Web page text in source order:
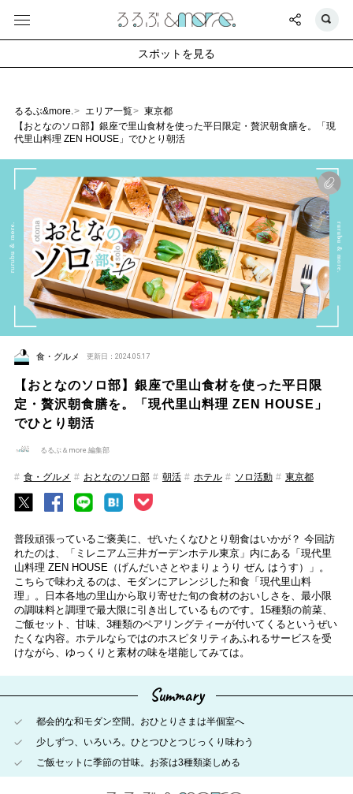
るるぶ&more. エリア一覧
東京都
【おとなのソロ部】銀座で里山食材を使った平日限定・贅沢朝食膳を。「現
代里山料理 ZEN HOUSE」でひとり朝活
食・グルメ 更新日：2024.05.17
【おとなのソロ部】銀座で里山食材を使った平日限
定・贅沢朝食膳を。「現代里山料理 ZEN HOUSE」
でひとり朝活
るるぶ＆more.編集部
食・グルメ おとなのソロ部 朝活 ホテル ソロ活動 東京都
普段頑張っているご褒美に、ぜいたくなひとり朝食はいかが？ 今回訪
れたのは、「ミレニアム三井ガーデンホテル東京」内にある「現代里
山料理 ZEN HOUSE（げんだいさとやまりょうり ぜん はうす）」。
こちらで味わえるのは、モダンにアレンジした和食「現代里山料
理」。日本各地の里山から取り寄せた旬の食材のおいしさを、最小限
の調味料と調理で最大限に引き出しているものです。15種類の前菜、
ご飯セット、甘味、3種類のペアリングティーが付いてくるというぜい
たくな内容。ホテルならではのホスピタリティあふれるサービスを受
けながら、ゆっくりと素材の味を堪能してみては。
Summary
都会的な和モダン空間。おひとりさまは半個室へ
少しずつ、いろいろ。ひとつひとつじっくり味わう
ご飯セットに季節の甘味。お茶は3種類楽しめる
スポットを見る